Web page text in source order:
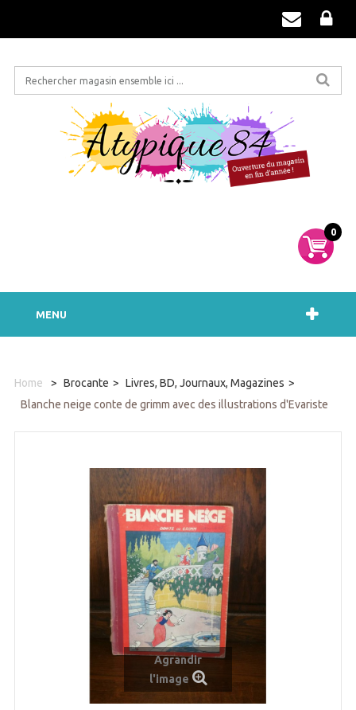
0
MENU
Home > Brocante > Livres, BD, Journaux, Magazines >
Blanche neige conte de grimm avec des illustrations d'Evariste
Agrandir
l'image